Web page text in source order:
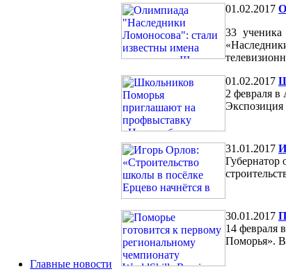
Главные новости
01.02.2017
33
01.02.2017
2 февраля в
Экспозиция
31.01.2017
Губернатор
30.01.2017
14 февраля
Поморья». В